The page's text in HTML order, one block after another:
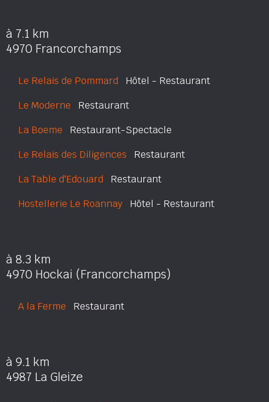
à 7.1 km
4970 Francorchamps
Le Relais de Pommard Hôtel - Restaurant
Le Moderne Restaurant
La Boeme Restaurant-Spectacle
Le Relais des Diligences Restaurant
La Table d'Edouard Restaurant
Hostellerie Le Roannay Hôtel - Restaurant
à 8.3 km
4970 Hockai (Francorchamps)
A la Ferme Restaurant
à 9.1 km
4987 La Gleize